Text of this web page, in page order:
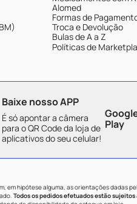
Alomed
Formas de
Troca e Devolução
Bulas de A a Z
Políticas de
Baixe nosso APP
É só apontar a câmera
para o QR Code da loja de
aplicativos do seu celular!
Play
hipótese alguma, as orientações dadas
Todos os pedidos efetuados estão